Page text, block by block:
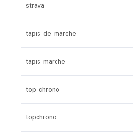
strava
tapis de marche
tapis marche
top chrono
topchrono